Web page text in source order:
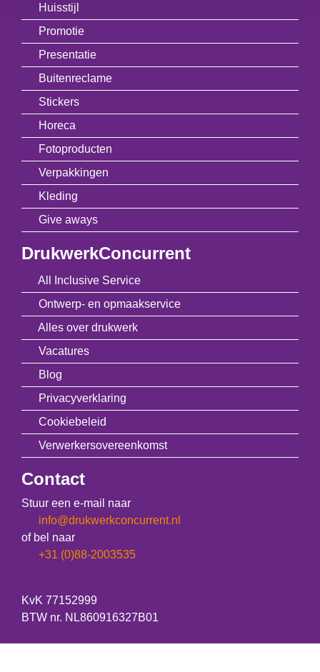
Huisstijl
Promotie
Presentatie
Buitenreclame
Stickers
Horeca
Fotoproducten
Verpakkingen
Kleding
Give aways
DrukwerkConcurrent
All Inclusive Service
Ontwerp- en opmaakservice
Alles over drukwerk
Vacatures
Blog
Privacyverklaring
Cookiebeleid
Verwerkersovereenkomst
Contact
Stuur een e-mail naar
info@drukwerkconcurrent.nl
of bel naar
+31 (0)88-2003535
KvK 77152999
BTW nr. NL860916327B01